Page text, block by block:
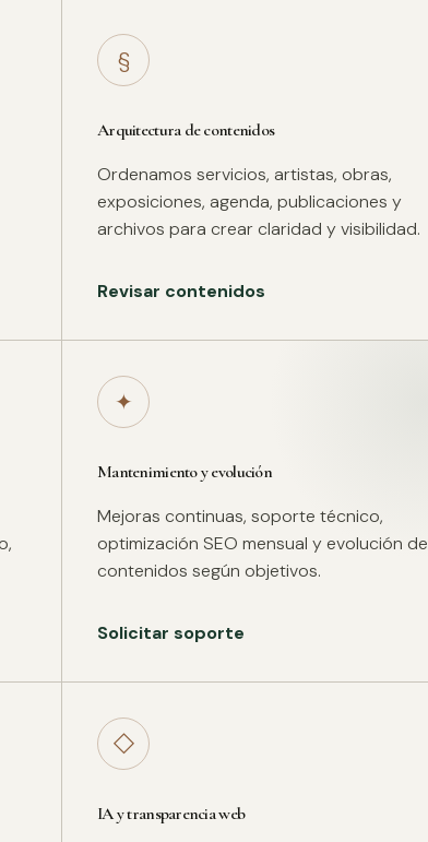
§
Arquitectura de contenidos
Ordenamos servicios, artistas, obras,
exposiciones, agenda, publicaciones y
archivos para crear claridad y visibilidad.
Revisar contenidos
✦
Mantenimiento y evolución
Mejoras continuas, soporte técnico,
optimización SEO mensual y evolución de
contenidos según objetivos.
Solicitar soporte
◇
IA y transparencia web